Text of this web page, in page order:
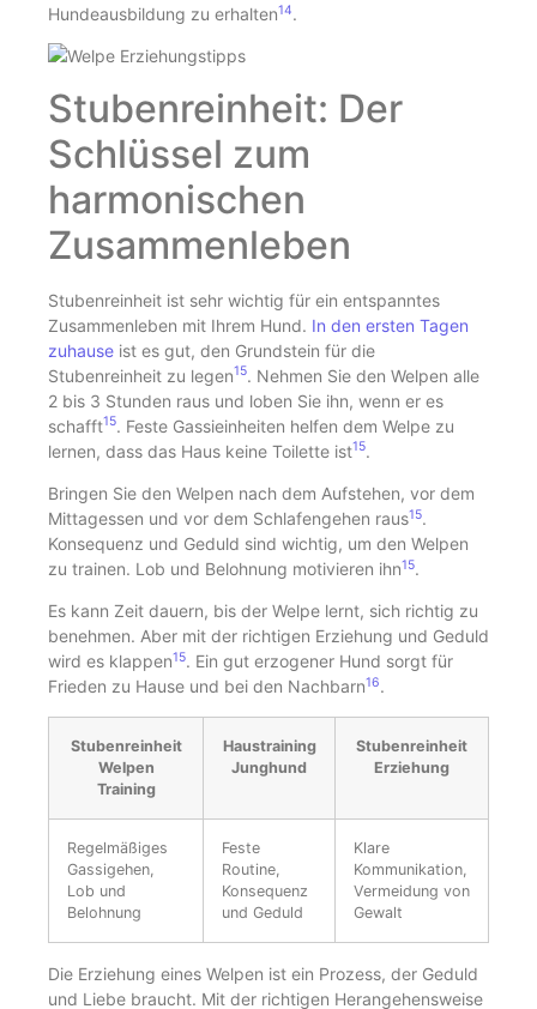
Hundeausbildung zu erhalten14.
Stubenreinheit: Der
Schlüssel zum
harmonischen
Zusammenleben
Stubenreinheit ist sehr wichtig für ein entspanntes
Zusammenleben mit Ihrem Hund. In den ersten Tagen
zuhause ist es gut, den Grundstein für die
Stubenreinheit zu legen15. Nehmen Sie den Welpen alle
2 bis 3 Stunden raus und loben Sie ihn, wenn er es
schafft15. Feste Gassieinheiten helfen dem Welpe zu
lernen, dass das Haus keine Toilette ist15.
Bringen Sie den Welpen nach dem Aufstehen, vor dem
Mittagessen und vor dem Schlafengehen raus15.
Konsequenz und Geduld sind wichtig, um den Welpen
zu trainen. Lob und Belohnung motivieren ihn15.
Es kann Zeit dauern, bis der Welpe lernt, sich richtig zu
benehmen. Aber mit der richtigen Erziehung und Geduld
wird es klappen15. Ein gut erzogener Hund sorgt für
Frieden zu Hause und bei den Nachbarn16.
Stubenreinheit
Welpen
Training
Haustraining
Junghund
Stubenreinheit
Erziehung
Regelmäßiges
Gassigehen,
Lob und
Belohnung
Feste
Routine,
Konsequenz
und Geduld
Klare
Kommunikation,
Vermeidung von
Gewalt
Die Erziehung eines Welpen ist ein Prozess, der Geduld
und Liebe braucht. Mit der richtigen Herangehensweise